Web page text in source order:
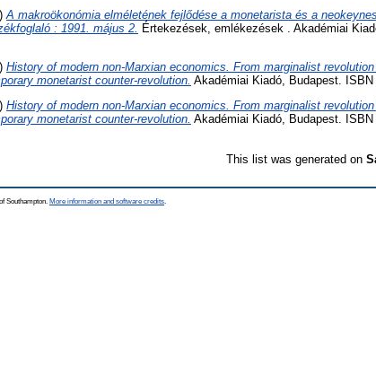
A makroökonómia elméletének fejlődése a monetarista és a
: 1991. május 2. Értekezések, emlékezések . Akadémiai
History of modern non-Marxian economics. From marginalist
monetarist counter-revolution. Akadémiai Kiadó, Budapest. ISBN
History of modern non-Marxian economics. From marginalist
monetarist counter-revolution. Akadémiai Kiadó, Budapest. ISBN
This list was generated on
Southampton. More information and software credits